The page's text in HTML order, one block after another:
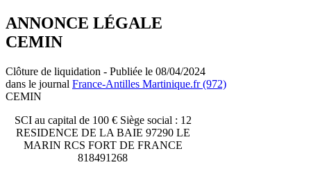
ANNONCE LÉGALE
CEMIN
Clôture de liquidation - Publiée le 08/04/2024
dans le journal France-Antilles Martinique.fr (972)
CEMIN
SCI au capital de 100 € Siège social : 12
RESIDENCE DE LA BAIE 97290 LE
MARIN RCS FORT DE FRANCE
818491268